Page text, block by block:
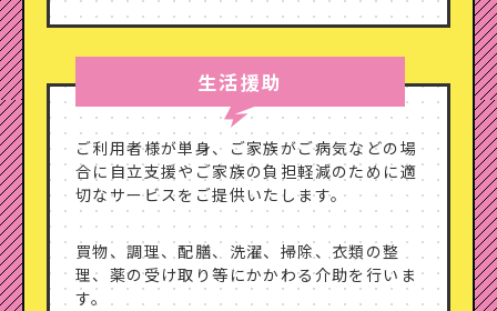
生活援助
ご利用者様が単身、ご家族がご病気などの場
合に自立支援やご家族の負担軽減のために適
切なサービスをご提供いたします。
買物、調理、配膳、洗濯、掃除、衣類の整
理、薬の受け取り等にかかわる介助を行いま
す。